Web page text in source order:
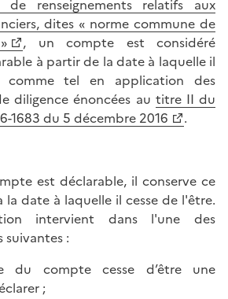
de renseignements relatifs aux
dites « norme commune de
, un compte est considéré
à partir de la date à laquelle il
comme tel en application des
diligence énoncées au titre II du
1683 du 5 décembre 2016
.
est déclarable, il conserve ce
la date à laquelle il cesse de l'être.
intervient dans l'une des
suivantes :
du compte cesse d’être une
;